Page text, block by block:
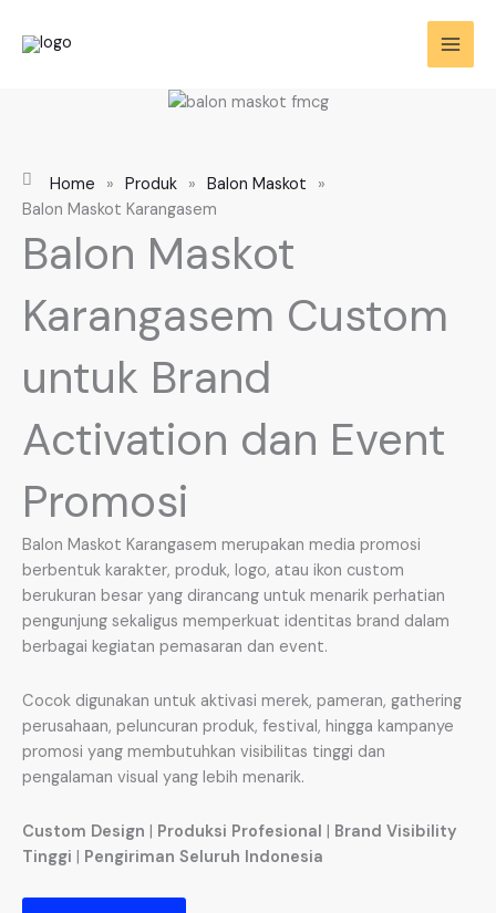
Home » Produk » Balon Maskot
»
Balon Maskot Karangasem
Balon Maskot
Karangasem Custom
untuk Brand
Activation dan Event
Promosi
Balon Maskot Karangasem merupakan media promosi
berbentuk karakter, produk, logo, atau ikon custom
berukuran besar yang dirancang untuk menarik perhatian
pengunjung sekaligus memperkuat identitas brand dalam
berbagai kegiatan pemasaran dan event.
Cocok digunakan untuk aktivasi merek, pameran, gathering
perusahaan, peluncuran produk, festival, hingga kampanye
promosi yang membutuhkan visibilitas tinggi dan
pengalaman visual yang lebih menarik.
Custom Design | Produksi Profesional | Brand Visibility
Tinggi | Pengiriman Seluruh Indonesia